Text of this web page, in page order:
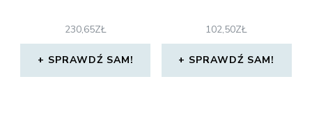
230,65ZŁ
SPRAWDŹ SAM!
102,50ZŁ
SPRAWDŹ SAM!